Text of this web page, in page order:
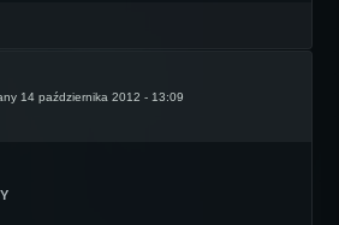
14 października 2012 - 13:09